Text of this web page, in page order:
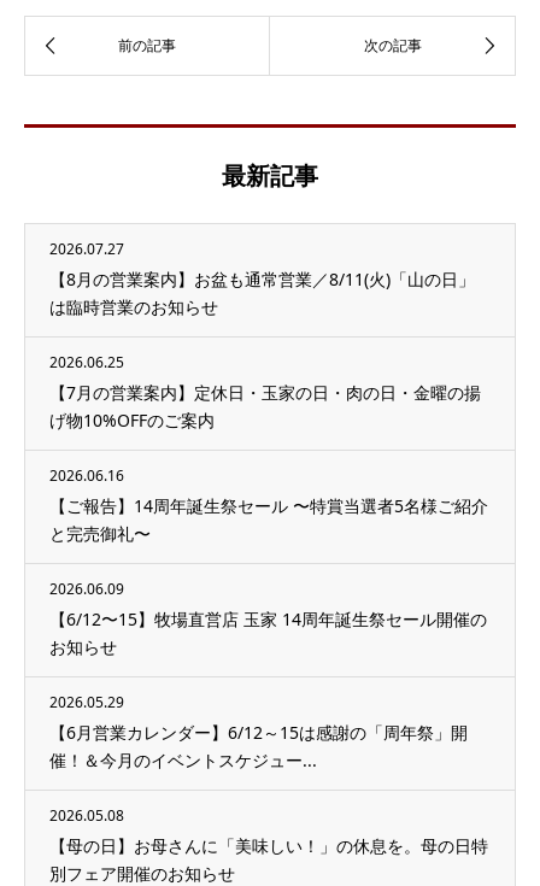
最新記事
2026.07.27
【8月の営業案内】お盆も通常営業／8/11(火)「山の日」
は臨時営業のお知らせ
2026.06.25
【7月の営業案内】定休日・玉家の日・肉の日・金曜の揚
げ物10%OFFのご案内
2026.06.16
【ご報告】14周年誕生祭セール 〜特賞当選者5名様ご紹介
と完売御礼〜
2026.06.09
【6/12〜15】牧場直営店 玉家 14周年誕生祭セール開催の
お知らせ
2026.05.29
【6月営業カレンダー】6/12～15は感謝の「周年祭」開
催！＆今月のイベントスケジュー...
2026.05.08
【母の日】お母さんに「美味しい！」の休息を。母の日特
別フェア開催のお知らせ